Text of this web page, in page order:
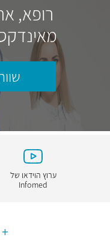
רופא,
ערוץ הוידאו של
Infomed